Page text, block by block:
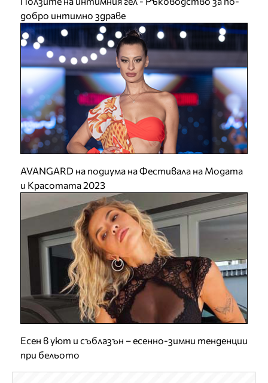
добро интимно здраве
AVANGARD на подиума на Фестивала на Модата
и Красотата 2023
Есен в уют и съблазън – есенно-зимни тенденции
при бельото